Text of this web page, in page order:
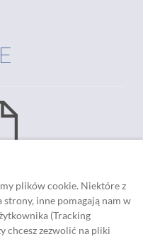
plików cookie. Niektóre z
inne pomagają nam w
(Tracking
chcesz zezwolić na pliki